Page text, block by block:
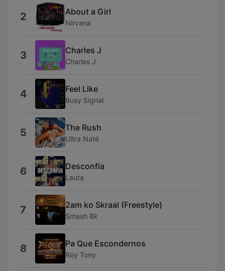
2 About a Girl
Nirvana
3 Charles J
Charles J
4 Feel Like
Busy Signal
5 The Rush
Ultra Naté
6 Desconfía
Lauta
7 2am ko Skraal (Freestyle)
Smash Bk
8 Pa Que Escondernos
Rey Tony